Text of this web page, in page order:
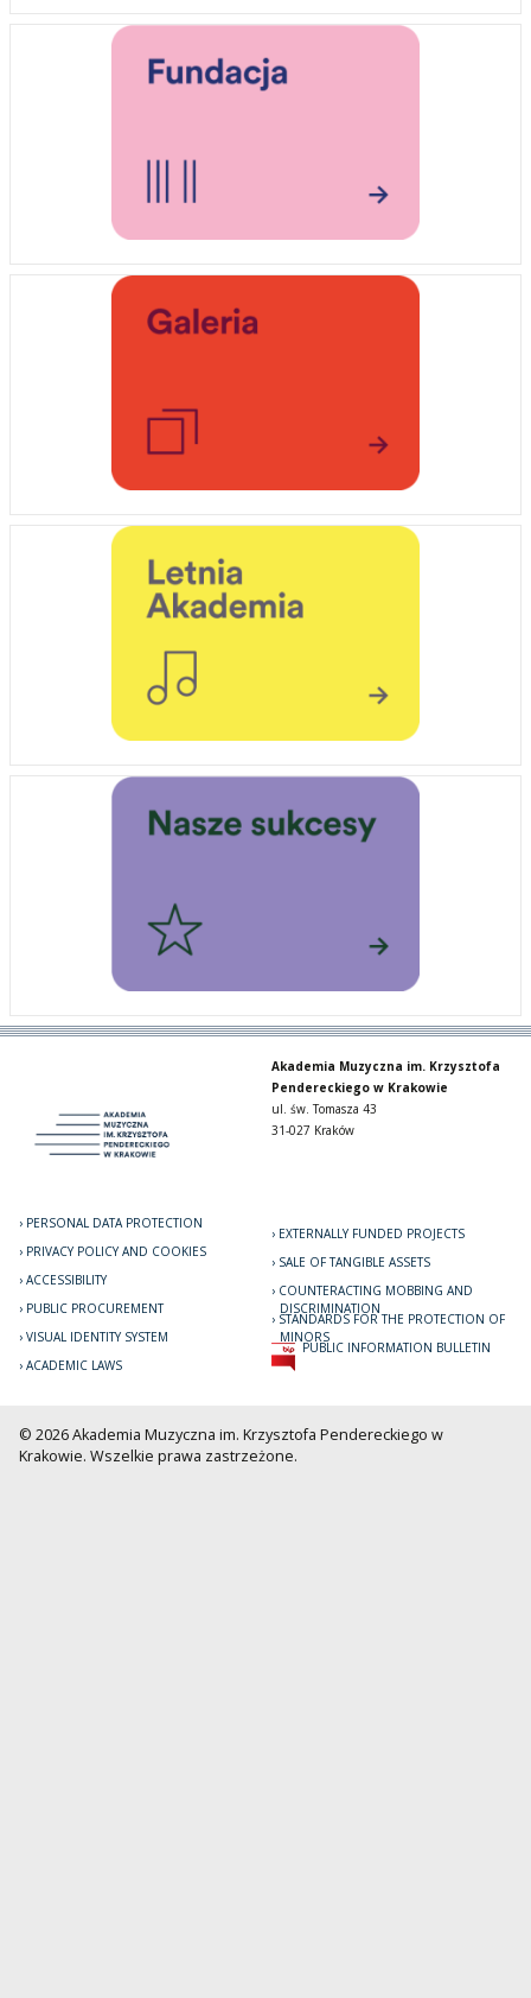
Akademia Muzyczna im. Krzysztofa
Pendereckiego w Krakowie
ul. św. Tomasza 43
31-027 Kraków
PERSONAL DATA PROTECTION
PRIVACY POLICY AND COOKIES
ACCESSIBILITY
PUBLIC PROCUREMENT
VISUAL IDENTITY SYSTEM
ACADEMIC LAWS
EXTERNALLY FUNDED PROJECTS
SALE OF TANGIBLE ASSETS
COUNTERACTING MOBBING AND
DISCRIMINATION
STANDARDS FOR THE PROTECTION OF
MINORS
PUBLIC INFORMATION BULLETIN
© 2026 Akademia Muzyczna im. Krzysztofa Pendereckiego w
Krakowie. Wszelkie prawa zastrzeżone.